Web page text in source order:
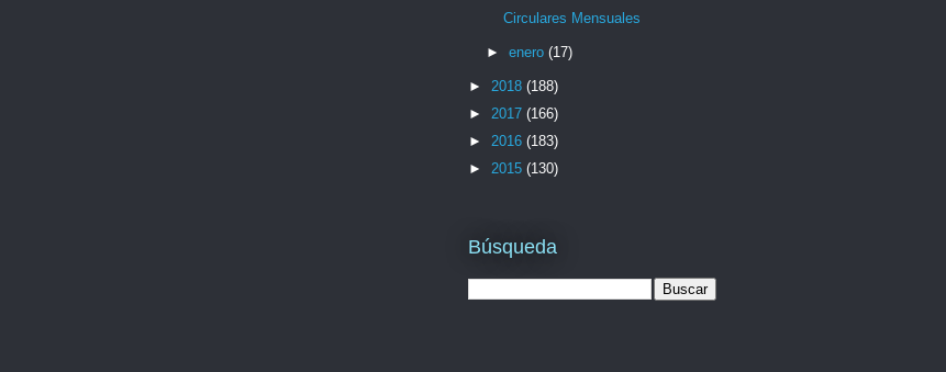
Circulares Mensuales
► enero (17)
► 2018 (188)
► 2017 (166)
► 2016 (183)
► 2015 (130)
Búsqueda